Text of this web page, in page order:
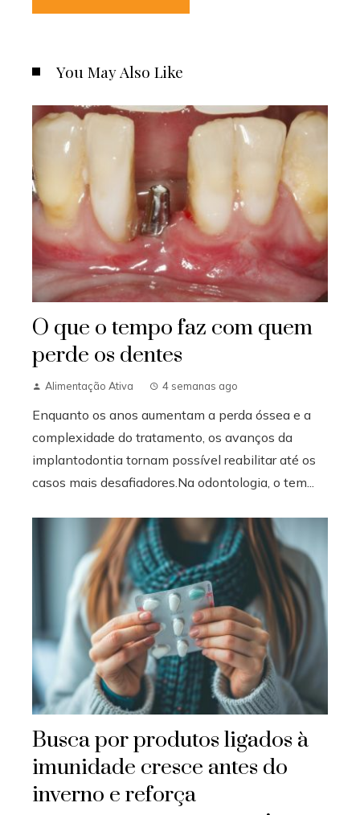
You May Also Like
O que o tempo faz com quem
perde os dentes
Alimentação Ativa 4 semanas ago
Enquanto os anos aumentam a perda óssea e a
complexidade do tratamento, os avanços da
implantodontia tornam possível reabilitar até os
casos mais desafiadores.Na odontologia, o tem...
Busca por produtos ligados à
imunidade cresce antes do
inverno e reforça